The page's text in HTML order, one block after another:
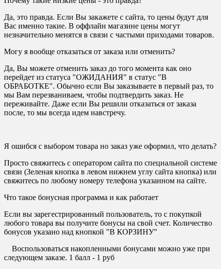
Да, это правда. Если Вы закажете с сайта, то цены будут для
Вас именно такие. В оффлайн магазине цены могут
незначительно менятся в связи с частыми приходами товаров.
Могу я вообще отказаться от заказа или отменить?
Да, Вы можете отменить заказ до того момента как оно
перейдет из статуса "ОЖИДАНИЯ" в статус "В
ОБРАБОТКЕ". Обычно если Вы заказываете в первый раз, то
мы Вам перезваниваем, чтобы подтвердить заказ. Не
переживайте. Даже если Вы решили отказаться от заказа
после, то мы всегда идем навстречу.
Я ошибся с выбором товара но заказ уже оформил, что делать?
Просто свяжитесь с оператором сайта по специальной системе
связи (Зеленая кнопка в левом нижнем углу сайта кнопка) или
свяжитесь по любому номеру телефона указанном на сайте.
Что такое бонусная программа и как работает
Если вы зарегестрированный пользователь, то с покупкой
любого товара вы получите бонусы на свой счет. Количество
бонусов указано над кнопкой "В КОРЗИНУ"
Воспользоваться накопленными бонусами можно уже при
следующем заказе. 1 балл - 1 руб